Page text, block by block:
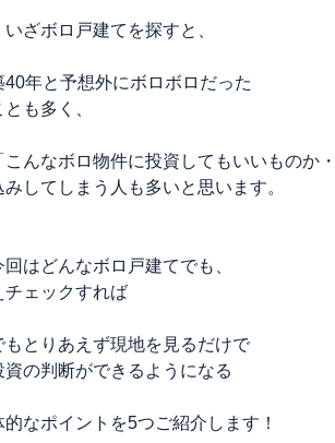
いざボロ戸建てを探すと、
40年と予想外にボロボロだった
も多く、
んなボロ物件に投資してもいいものか・
みしてしまう人も多いと思います。
はどんなボロ戸建てでも、
チェックすれば
もとりあえず現地を見るだけで
資の判断ができるようになる
的なポイントを5つご紹介します！